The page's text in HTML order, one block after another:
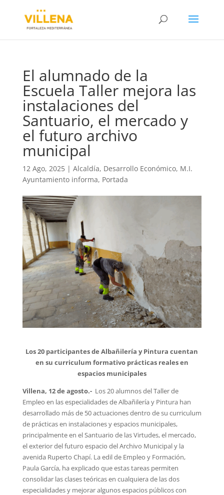
El alumnado de la
Escuela Taller mejora las
instalaciones del
Santuario, el mercado y
el futuro archivo
municipal
12 Ago, 2025| Alcaldía, Desarrollo Económico, M.I.
Ayuntamiento informa, Portada
Los 20 participantes de Albañilería y Pintura cuentan
en su curriculum formativo prácticas reales en
espacios municipales
Villena, 12 de agosto.- Los 20 alumnos del Taller de
Empleo en las especialidades de Albañilería y Pintura han
desarrollado más de 50 actuaciones dentro de su curriculum
de prácticas en instalaciones y espacios municipales,
principalmente en el Santuario de las Virtudes, el mercado,
el exterior del futuro espacio del Archivo Municipal y la
avenida Ruperto Chapí. La edil de Empleo y Formación,
Paula García, ha explicado que estas tareas permiten
consolidar las clases teóricas en cualquiera de las dos
especialidades y mejorar algunos espacios públicos con